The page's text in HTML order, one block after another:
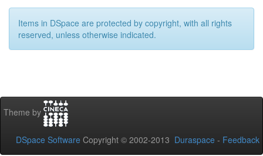
Items in DSpace are protected by copyright, with all rights
reserved, unless otherwise indicated.
Theme by
DSpace Software Copyright © 2002-2013 Duraspace - Feedback